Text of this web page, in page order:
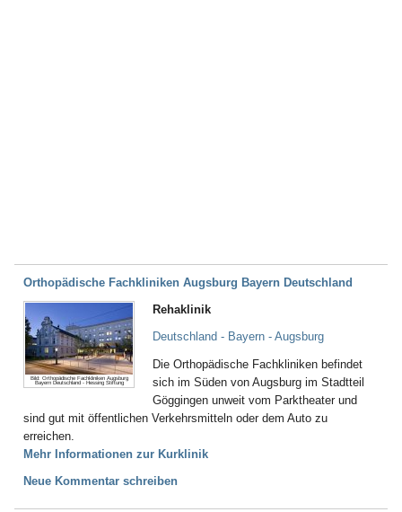
Orthopädische Fachkliniken Augsburg Bayern Deutschland
Bild: Orthopädische Fachkliniken Augsburg
Bayern Deutschland - Hessing Stiftung
Rehaklinik
Deutschland - Bayern - Augsburg
Die Orthopädische Fachkliniken befindet
sich im Süden von Augsburg im Stadtteil
Göggingen unweit vom Parktheater und
sind gut mit öffentlichen Verkehrsmitteln oder dem Auto zu
erreichen.
Mehr Informationen zur Kurklinik
Neue Kommentar schreiben